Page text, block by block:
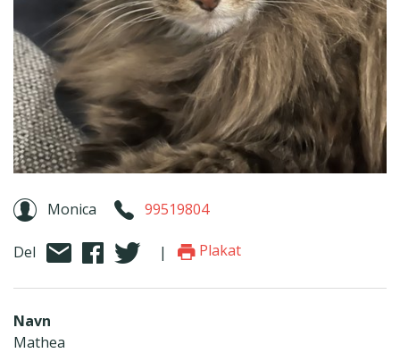
Monica 99519804
Del | Plakat
Navn
Mathea